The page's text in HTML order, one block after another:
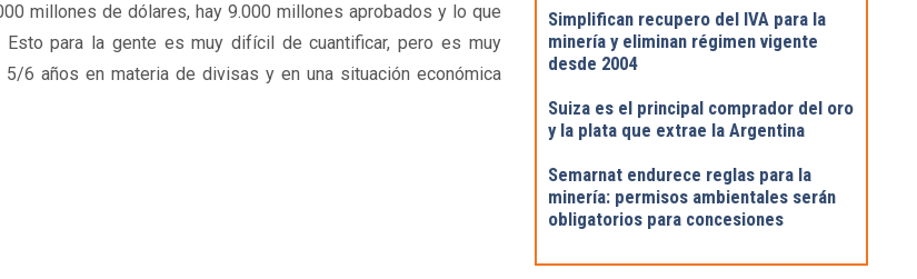
millones de dólares, hay 9.000 millones aprobados y lo que
para la gente es muy difícil de cuantificar, pero es muy
6 años en materia de divisas y en una situación económica
Simplifican recupero del IVA para la
minería y eliminan régimen vigente
desde 2004
Suiza es el principal comprador del oro
y la plata que extrae la Argentina
Semarnat endurece reglas para la
minería: permisos ambientales serán
obligatorios para concesiones